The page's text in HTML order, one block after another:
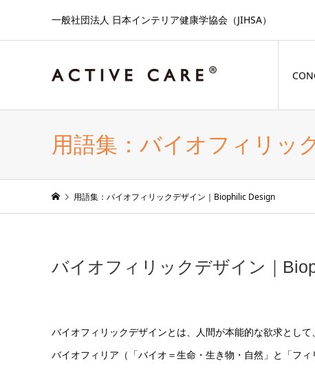
一般社団法人 日本インテリア健康学協会（JIHSA）
用語集：バイオフィリッ
用語集：バイオフィリックデザイン｜Biophilic Design
バイオフィリックデザイン｜
バイオフィリックデザインとは、人間が本能的な欲求とし
バイオフィリア（「バイオ＝生命・生き物・自然」と「フ